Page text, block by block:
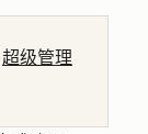
超级管理